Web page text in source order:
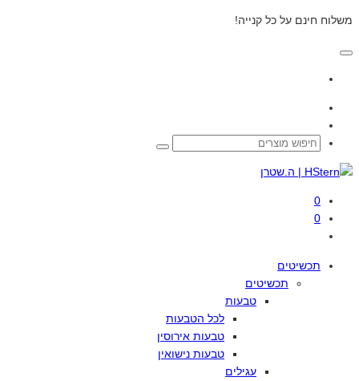
משלוח חינם על כל קנייה!
0
0
תכשיטים
תכשיטים
טבעות
לכל הטבעות
טבעות אירוסין
טבעות נישואין
עגילים